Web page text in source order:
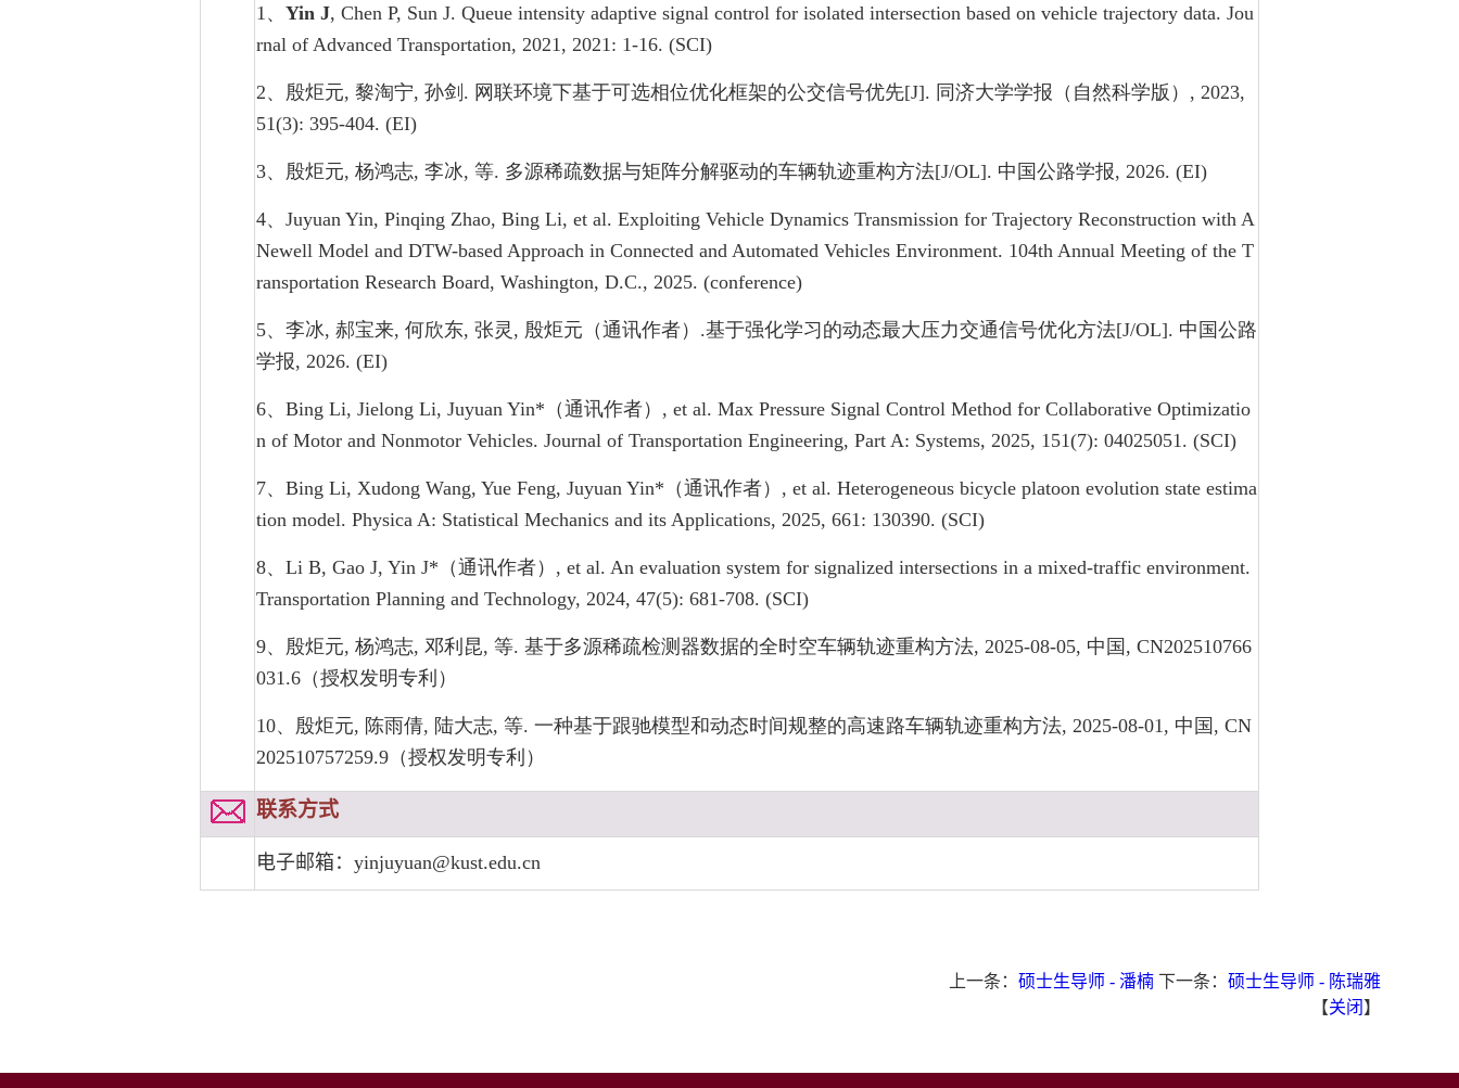
1、 Yin J, Chen P, Sun J. Queue intensity adaptive signal control for isolated intersection based on vehicle trajectory data. Jou
rnal of Advanced Transportation, 2021, 2021: 1-16. (SCI)
2、殷炬元, 黎淘宁, 孙剑. 网联环境下基于可选相位优化框架的公交信号优先[J]. 同济大学学报（自然科学版）, 2023,
51(3): 395-404. (EI)
3、殷炬元, 杨鸿志, 李冰, 等. 多源稀疏数据与矩阵分解驱动的车辆轨迹重构方法[J/OL]. 中国公路学报, 2026. (EI)
4、Juyuan Yin, Pinqing Zhao, Bing Li, et al. Exploiting Vehicle Dynamics Transmission for Trajectory Reconstruction with A
Newell Model and DTW-based Approach in Connected and Automated Vehicles Environment. 104th Annual Meeting of the T
ransportation Research Board, Washington, D.C., 2025. (conference)
5、李冰, 郝宝来, 何欣东, 张灵, 殷炬元（通讯作者）.基于强化学习的动态最大压力交通信号优化方法[J/OL]. 中国公路
学报, 2026. (EI)
6、Bing Li, Jielong Li, Juyuan Yin*（通讯作者）, et al. Max Pressure Signal Control Method for Collaborative Optimizatio
n of Motor and Nonmotor Vehicles. Journal of Transportation Engineering, Part A: Systems, 2025, 151(7): 04025051. (SCI)
7、Bing Li, Xudong Wang, Yue Feng, Juyuan Yin*（通讯作者）, et al. Heterogeneous bicycle platoon evolution state estima
tion model. Physica A: Statistical Mechanics and its Applications, 2025, 661: 130390. (SCI)
8、Li B, Gao J, Yin J*（通讯作者）, et al. An evaluation system for signalized intersections in a mixed-traffic environment.
Transportation Planning and Technology, 2024, 47(5): 681-708. (SCI)
9、殷炬元, 杨鸿志, 邓利昆, 等. 基于多源稀疏检测器数据的全时空车辆轨迹重构方法, 2025-08-05, 中国, CN202510766
031.6（授权发明专利）
10、殷炬元, 陈雨倩, 陆大志, 等. 一种基于跟驰模型和动态时间规整的高速路车辆轨迹重构方法, 2025-08-01, 中国, CN
202510757259.9（授权发明专利）
联系方式
电子邮箱： yinjuyuan@kust.edu.cn
上一条： 硕士生导师 - 潘楠 下一条： 硕士生导师 - 陈瑞雅
【关闭 】